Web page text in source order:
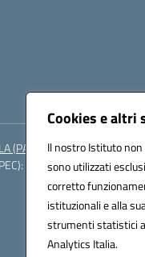
Cookies e altri
Il nostro Istituto
sono utilizzati
corretto
istituzionali e alla
strumenti statistici
Analytics Italia.
(PA)